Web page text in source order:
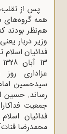
پس از
همه گروه‌های
هم‌نظر بودند
وزیر دربار
فدائیان
عزاداری
سیدحسین
رساند. حسین
جمعیت
فدائیان
محمدرضا